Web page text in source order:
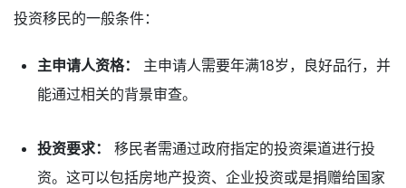
投资移民的一般条件：
主申请人资格：
主申请人需要年满18岁，良好品行，并
能通过相关的背景审查。
投资要求：
移民者需通过政府指定的投资渠道进行投
资。这可以包括房地产投资、企业投资或是捐赠给国家